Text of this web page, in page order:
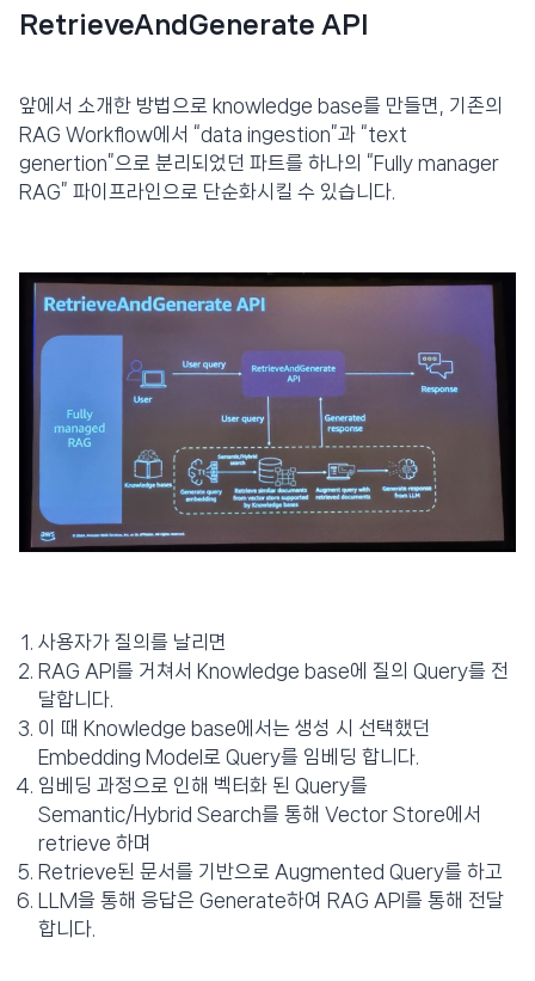
RetrieveAndGenerate API
앞에서 소개한 방법으로 knowledge base를 만들면, 기존의
RAG Workflow에서 “data ingestion”과 “text
genertion”으로 분리되었던 파트를 하나의 “Fully manager
RAG” 파이프라인으로 단순화시킬 수 있습니다.
사용자가 질의를 날리면
RAG API를 거쳐서 Knowledge base에 질의 Query를 전
달합니다.
이 때 Knowledge base에서는 생성 시 선택했던
Embedding Model로 Query를 임베딩 합니다.
임베딩 과정으로 인해 벡터화 된 Query를
Semantic/Hybrid Search를 통해 Vector Store에서
retrieve 하며
Retrieve된 문서를 기반으로 Augmented Query를 하고
LLM을 통해 응답은 Generate하여 RAG API를 통해 전달
합니다.